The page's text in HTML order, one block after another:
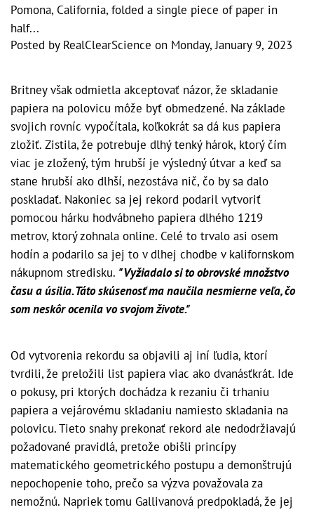
Pomona, California, folded a single piece of paper in
half...
Posted by RealClearScience on Monday, January 9, 2023
Britney však odmietla akceptovať názor, že skladanie
papiera na polovicu môže byť obmedzené. Na základe
svojich rovníc vypočítala, koľkokrát sa dá kus papiera
zložiť. Zistila, že potrebuje dlhý tenký hárok, ktorý čím
viac je zložený, tým hrubší je výsledný útvar a keď sa
stane hrubší ako dlhší, nezostáva nič, čo by sa dalo
poskladať. Nakoniec sa jej rekord podaril vytvoriť
pomocou hárku hodvábneho papiera dlhého 1219
metrov, ktorý zohnala online. Celé to trvalo asi osem
hodín a podarilo sa jej to v dlhej chodbe v kalifornskom
nákupnom stredisku. "Vyžiadalo si to obrovské množstvo
času a úsilia. Táto skúsenosť ma naučila nesmierne veľa, čo
som neskôr ocenila vo svojom živote."
Od vytvorenia rekordu sa objavili aj iní ľudia, ktorí
tvrdili, že preložili list papiera viac ako dvanásťkrát. Ide
o pokusy, pri ktorých dochádza k rezaniu či trhaniu
papiera a vejárovému skladaniu namiesto skladania na
polovicu. Tieto snahy prekonať rekord ale nedodržiavajú
požadované pravidlá, pretože obišli princípy
matematického geometrického postupu a demonštrujú
nepochopenie toho, prečo sa výzva považovala za
nemožnú. Napriek tomu Gallivanová predpokladá, že jej